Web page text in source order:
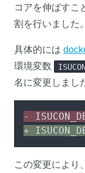
コアを伸ばすこ
割を行いました。
具体的には
環境変数
名に変更しまし
-
+
この変更により